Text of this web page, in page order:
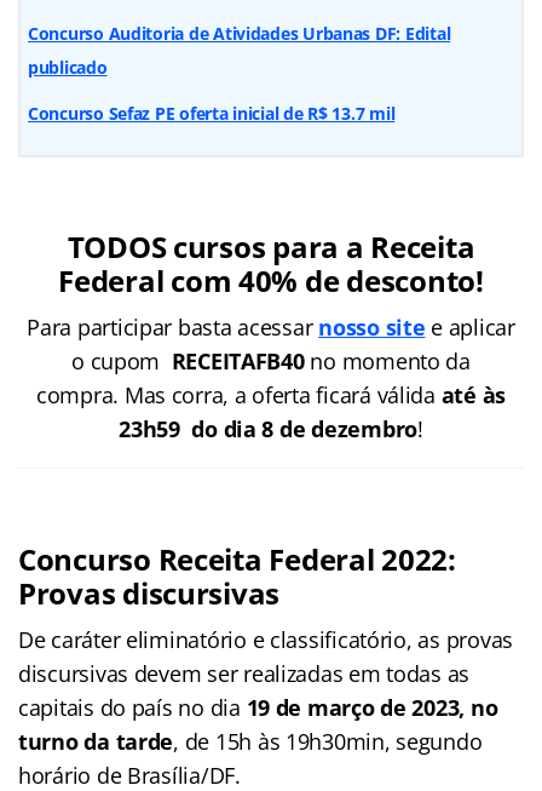
Concurso Auditoria de Atividades Urbanas DF: Edital
publicado
Concurso Sefaz PE oferta inicial de R$ 13.7 mil
TODOS cursos para a Receita
Federal com 40% de desconto!
Para participar basta acessar nosso site e aplicar
o cupom RECEITAFB40 no momento da
compra. Mas corra, a oferta ficará válida até às
23h59 do dia 8 de dezembro!
Concurso Receita Federal 2022:
Provas discursivas
De caráter eliminatório e classificatório, as provas
discursivas devem ser realizadas em todas as
capitais do país no dia 19 de março de 2023, no
turno da tarde, de 15h às 19h30min, segundo
horário de Brasília/DF.